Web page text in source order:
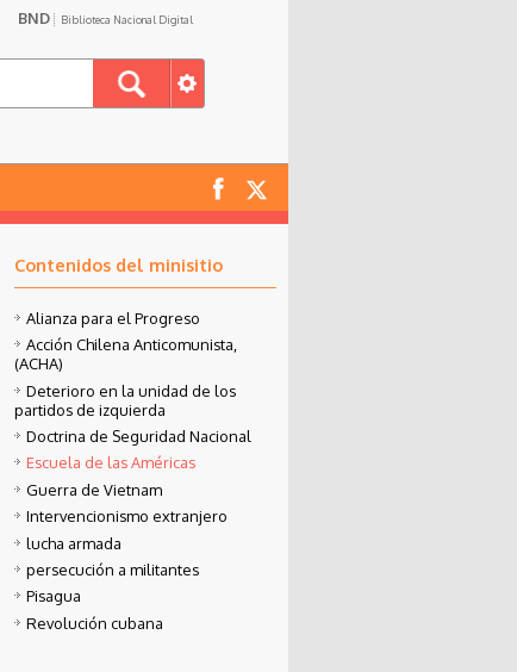
BND Biblioteca Nacional Digital
Contenidos del minisitio
Alianza para el Progreso
Acción Chilena Anticomunista,
(ACHA)
Deterioro en la unidad de los
partidos de izquierda
Doctrina de Seguridad Nacional
Escuela de las Américas
Guerra de Vietnam
Intervencionismo extranjero
lucha armada
persecución a militantes
Pisagua
Revolución cubana